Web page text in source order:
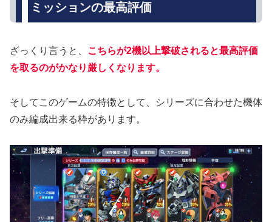
ミッションの最高評価
ざっくり言うと、 こちらが2機以上撃破されると最高評価
を取るのがかなり厳しくなります。
そしてこのゲームの特徴として、シリーズに合わせた機体
のみ編成出来る枠があります。